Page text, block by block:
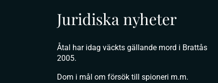
Juridiska nyheter
Åtal har idag väckts gällande mord i Brattås
2005.
Dom i mål om försök till spioneri m.m.